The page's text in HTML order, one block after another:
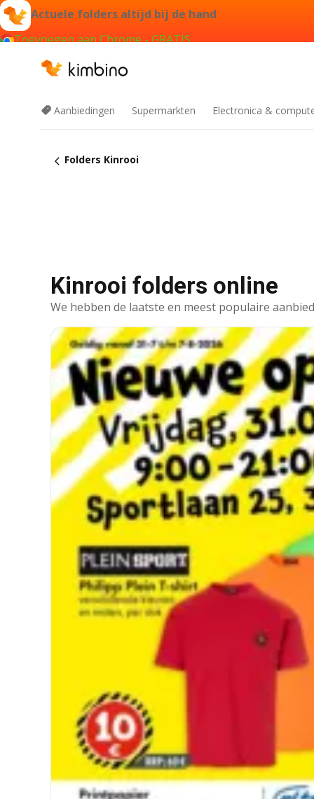
Actuele folders altijd bij de hand
Toevoegen aan Chrome - GRATIS
Aanbiedingen Supermarkten Electronica &
Folders Kinrooi
Kinrooi folders online
We hebben de laatste en meest populaire